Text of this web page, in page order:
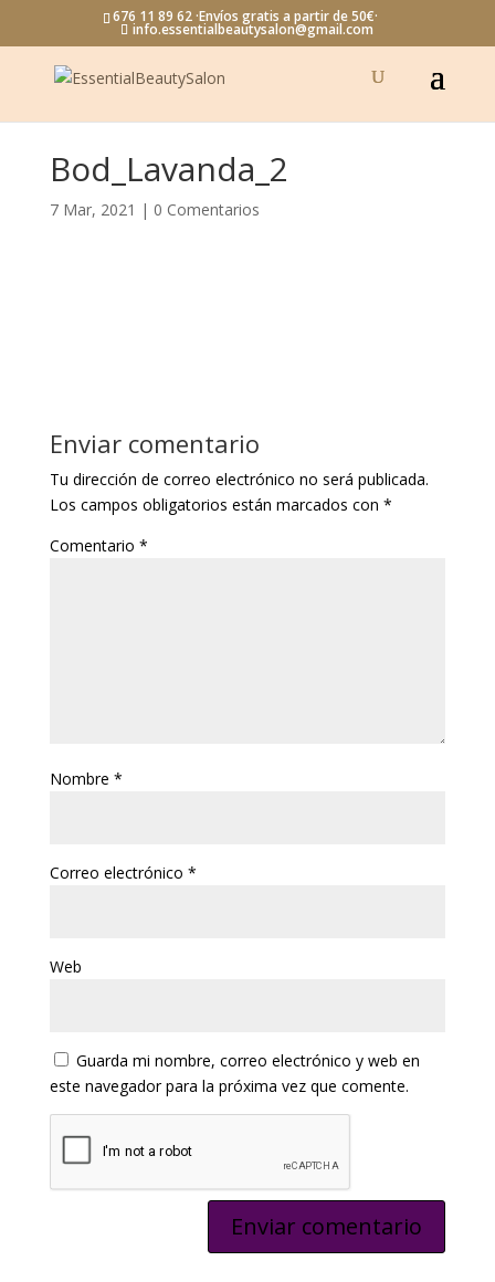
676 11 89 62 ·Envíos gratis a partir de 50€·
info.essentialbeautysalon@gmail.com
Bod_Lavanda_2
7 Mar, 2021 | 0 Comentarios
Enviar comentario
Tu dirección de correo electrónico no será publicada.
Los campos obligatorios están marcados con *
Comentario *
Nombre *
Correo electrónico *
Web
Guarda mi nombre, correo electrónico y web en
este navegador para la próxima vez que comente.